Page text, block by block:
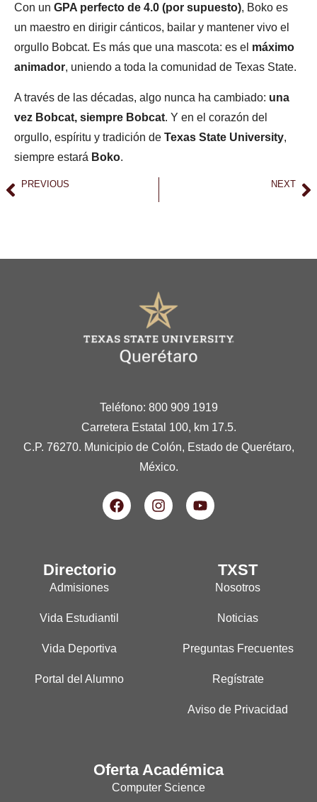
Con un GPA perfecto de 4.0 (por supuesto), Boko es
un maestro en dirigir cánticos, bailar y mantener vivo el
orgullo Bobcat. Es más que una mascota: es el máximo
animador, uniendo a toda la comunidad de Texas State.
A través de las décadas, algo nunca ha cambiado: una
vez Bobcat, siempre Bobcat. Y en el corazón del
orgullo, espíritu y tradición de Texas State University,
siempre estará Boko.
PREVIOUS NEXT
Teléfono: 800 909 1919
Carretera Estatal 100, km 17.5.
C.P. 76270. Municipio de Colón, Estado de Querétaro,
México.
Directorio
Admisiones
Vida Estudiantil
Vida Deportiva
Portal del Alumno
TXST
Nosotros
Noticias
Preguntas Frecuentes
Regístrate
Aviso de Privacidad
Oferta Académica
Computer Science